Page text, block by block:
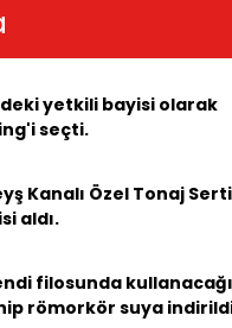
yetkili bayisi olarak
seçti.
Kanalı Özel Tonaj
aldı.
filosunda
römorkör suya